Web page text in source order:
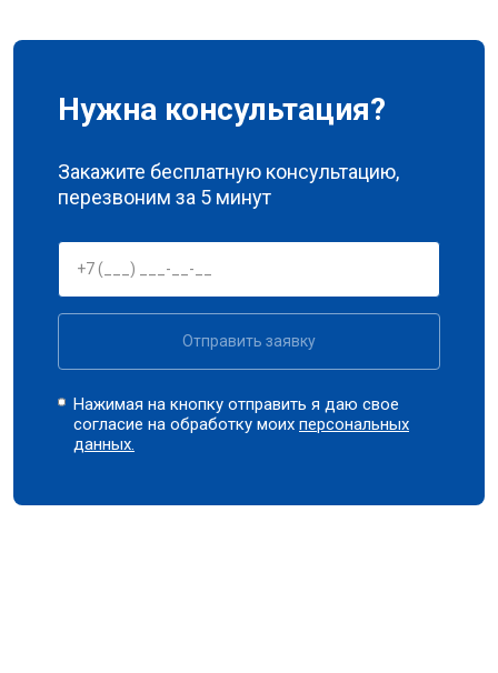
Нужна консультация?
Закажите бесплатную консультацию,
перезвоним за 5 минут
Отправить заявку
Нажимая на кнопку отправить я даю свое
согласие на обработку моихперсональных
данных.